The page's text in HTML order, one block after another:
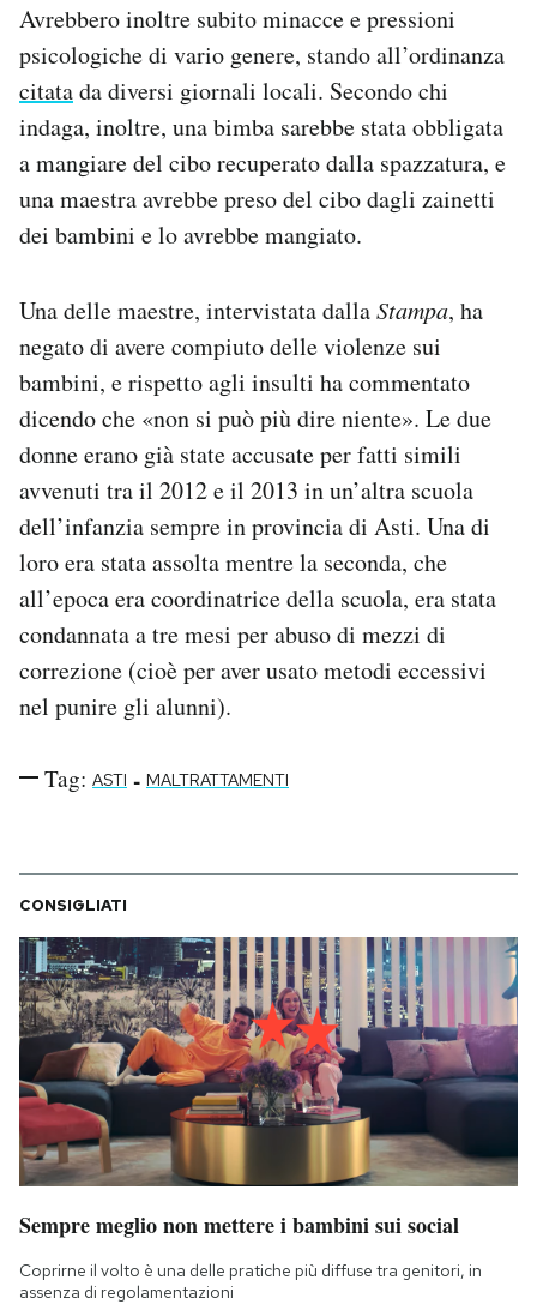
Avrebbero inoltre subito minacce e pressioni
psicologiche di vario genere, stando all’ordinanza
citatada diversi giornali locali. Secondo chi
indaga, inoltre, una bimba sarebbe stata obbligata
a mangiare del cibo recuperato dalla spazzatura, e
una maestra avrebbe preso del cibo dagli zainetti
dei bambini e lo avrebbe mangiato.
Una delle maestre, intervistata dallaStampa, ha
negato di avere compiuto delle violenze sui
bambini, e rispetto agli insulti ha commentato
dicendo che «non si può più dire niente». Le due
donne erano già state accusate per fatti simili
avvenuti tra il 2012 e il 2013 in un’altra scuola
dell’infanzia sempre in provincia di Asti. Una di
loro era stata assolta mentre la seconda, che
all’epoca era coordinatrice della scuola, era stata
condannata a tre mesi per abuso di mezzi di
correzione (cioè per aver usato metodi eccessivi
nel punire gli alunni).
Tag: ASTI - MALTRATTAMENTI
CONSIGLIATI
Sempre meglio non mettere i bambini sui social
Coprirne il volto è una delle pratiche più diffuse tra genitori, in
assenza di regolamentazioni